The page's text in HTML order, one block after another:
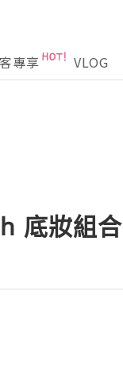
專享 VLOG
底妝組合